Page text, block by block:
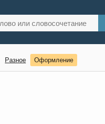
Разное Оформление